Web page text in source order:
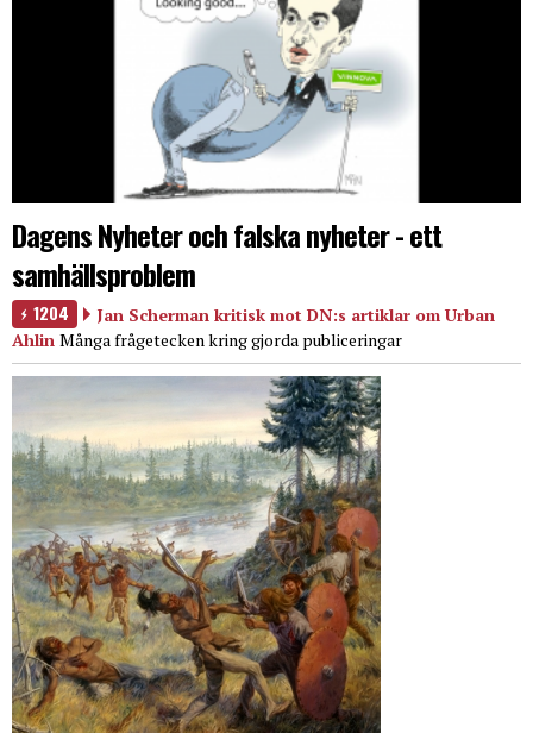
Dagens Nyheter och falska nyheter - ett
samhällsproblem
1204
Jan Scherman kritisk mot DN:s artiklar om Urban
Ahlin Många frågetecken kring gjorda publiceringar